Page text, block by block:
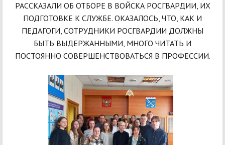
РАССКАЗАЛИ ОБ ОТБОРЕ В ВОЙСКА РОСГВАРДИИ, ИХ
ПОДГОТОВКЕ К СЛУЖБЕ. ОКАЗАЛОСЬ, ЧТО, КАК И
ПЕДАГОГИ, СОТРУДНИКИ РОСГВАРДИИ ДОЛЖНЫ
БЫТЬ ВЫДЕРЖАННЫМИ, МНОГО ЧИТАТЬ И
ПОСТОЯННО СОВЕРШЕНСТВОВАТЬСЯ В ПРОФЕССИИ.